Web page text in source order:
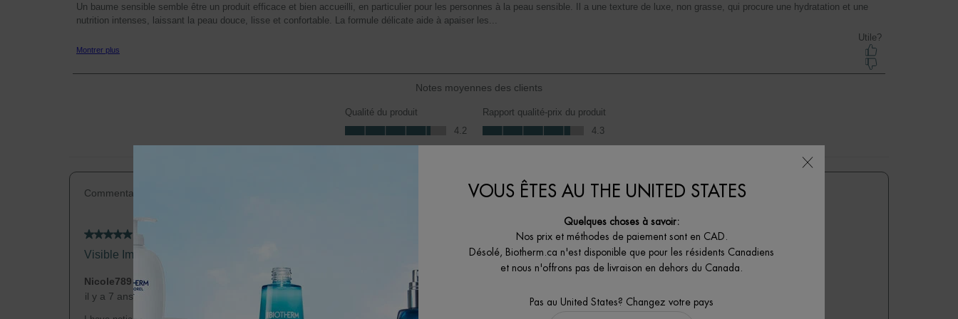
le
le
le
le
le
Notes moyennes des clients
Qualité du produit
Qualité du produit, 4.2 sur 5 4.2
Rapport qualité-prix du produit
Rapport qualité-prix du produit, 4.3 sur 5
4.3
Commentaire positif le plus utile
5 étoile(s) sur 5.
Visible Improvement
Nicole789
il y a 7 ans
Commentaire négatif le plus utile
1 étoile(s) sur 5.
Irritating. Please bring back Aquasource Biosensitive.
il y a 7 ans
VOUS ÊTES AU THE UNITED STATES
Quelques choses à savoir:
Nos prix et méthodes de paiement sont en CAD.
Désolé, Biotherm.ca n'est disponible que pour les résidents Canadiens
et nous n'offrons pas de livraison en dehors du Canada.
Pas au United States? Changez votre pays